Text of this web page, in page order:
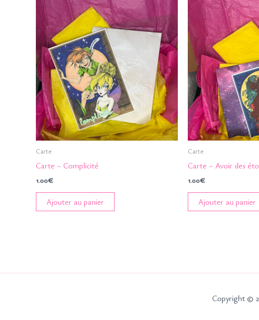
Carte
Carte – Complicité
1.00€
Ajouter au panier
Carte
Carte – Avoir des
1.00€
Ajouter au panier
Copyright ©